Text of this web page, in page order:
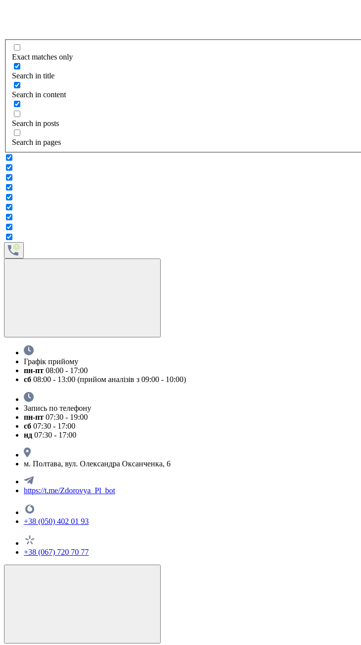
Exact matches only
Search in title
Search in content
Search in posts
Search in pages
Графік прийому
пн-пт 08:00 - 17:00
сб 08:00 - 13:00 (прийом аналізів з 09:00 - 10:00)
Запись по телефону
пн-пт 07:30 - 19:00
сб 07:30 - 17:00
нд 07:30 - 17:00
м. Полтава, вул. Олександра Оксанченка, 6
https://t.me/Zdorovya_Pl_bot
+38 (050) 402 01 93
+38 (067) 720 70 77